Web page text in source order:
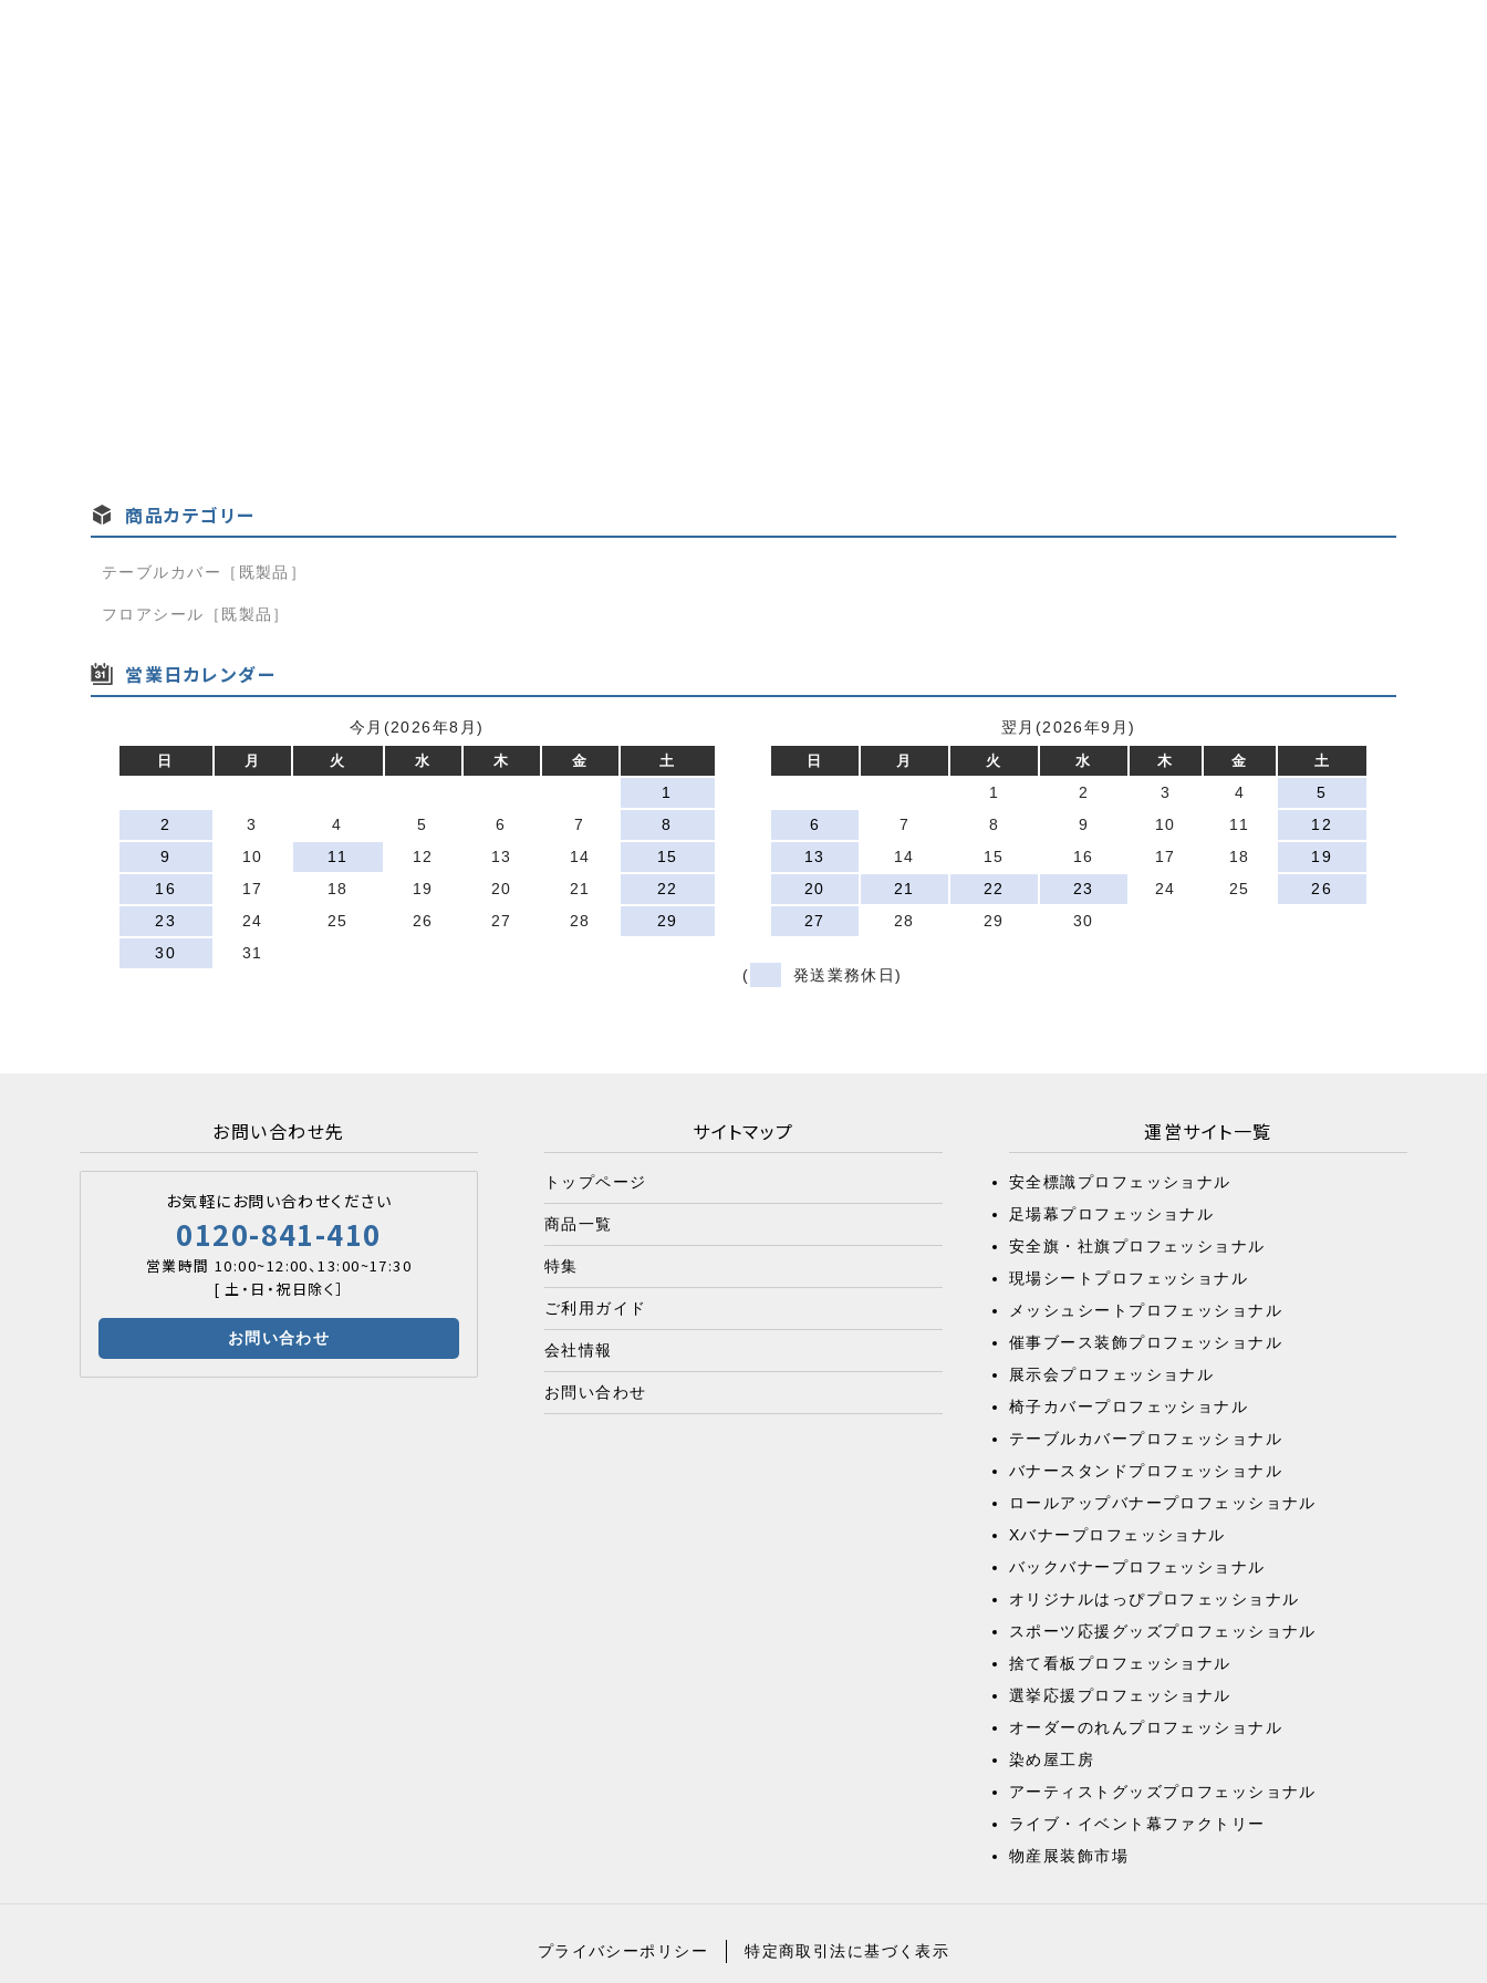
商品カテゴリー
テーブルカバー［既製品］
フロアシール［既製品］
営業日カレンダー
今月(2026年8月)
日 月 火 水 木 金 土
1
2
3 4 5 6 7
8
9
10 11 12 13 14
15
16
17 18 19 20 21
22
23
24 25 26 27 28
29
30
31
翌月(2026年9月)
日 月 火 水 木 金 土
1 2 3 4
5
6
7 8 9 10 11
12
13
14 15 16 17 18
19
20
21 22 23 24 25
26
27
28 29 30
( 発送業務休日)
お問い合わせ先
お気軽にお問い合わせください
0120-841-410
営業時間 10:00~12:00、13:00~17:30
[ 土・日・祝日除く］
お問い合わせ
サイトマップ
トップページ
商品一覧
特集
ご利用ガイド
会社情報
お問い合わせ
運営サイト一覧
安全標識プロフェッショナル
足場幕プロフェッショナル
安全旗・社旗プロフェッショナル
現場シートプロフェッショナル
メッシュシートプロフェッショナル
催事ブース装飾プロフェッショナル
展示会プロフェッショナル
椅子カバープロフェッショナル
テーブルカバープロフェッショナル
バナースタンドプロフェッショナル
ロールアップバナープロフェッショナル
Xバナープロフェッショナル
バックバナープロフェッショナル
オリジナルはっぴプロフェッショナル
スポーツ応援グッズプロフェッショナル
捨て看板プロフェッショナル
選挙応援プロフェッショナル
オーダーのれんプロフェッショナル
染め屋工房
アーティストグッズプロフェッショナル
ライブ・イベント幕ファクトリー
物産展装飾市場
プライバシーポリシー 特定商取引法に基づく表示